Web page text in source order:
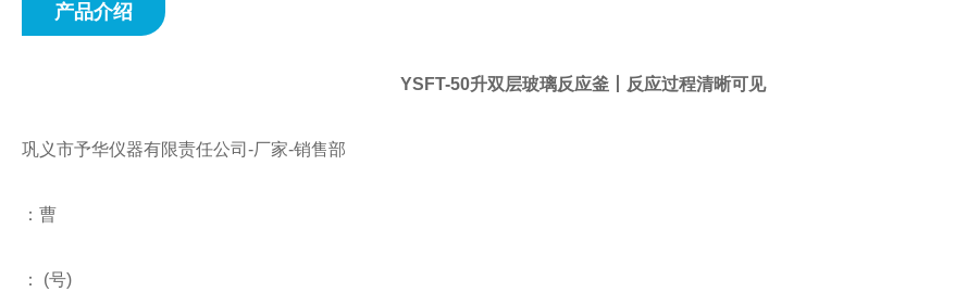
产品介绍
YSFT-50升双层玻璃反应釜丨反应过程清晰可见
巩义市予华仪器有限责任公司-厂家-销售部
：曹
： (号)